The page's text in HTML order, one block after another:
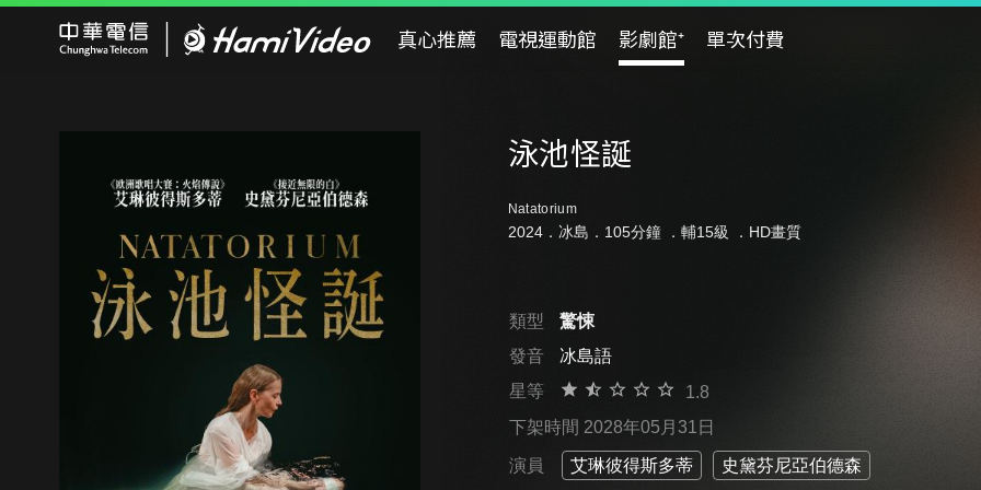
真心推薦 電視運動館 影劇館⁺ 單次付費
泳池怪誕
Natatorium
2024．冰島．105分鐘 ． 輔15級 ．HD畫質
類型
驚悚
發音
冰島語
星等
1.8
下架時間 2028年05月31日
演員 艾琳彼得斯多蒂 史黛芬尼亞伯德森